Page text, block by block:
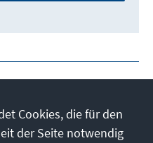
Cookies, die für den
der Seite notwendig